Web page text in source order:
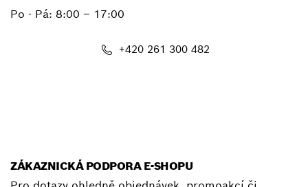
Po - Pá: 8:00 – 17:00
+420 261 300 482
ZÁKAZNICKÁ PODPORA E-SHOPU